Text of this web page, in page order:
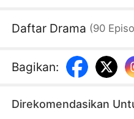
reputasi yang buruk. Dia
orang yang melewatinya
kali. Hanya gadis
Daftar Drama (90
Bagikan:
Direkomendasikan